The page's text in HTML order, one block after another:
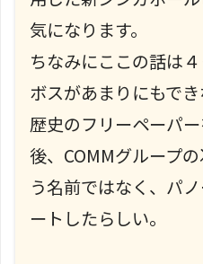
気になります。
ちなみにここの話は
ボスがあまりにもで
歴史のフリーペーパ
後、COMMグループ
う名前ではなく、パ
ートしたらしい。